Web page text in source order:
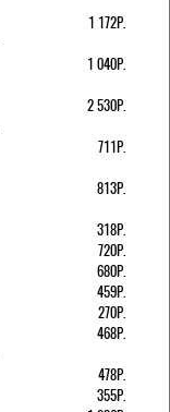
1 172Р.
1 040Р.
2 530Р.
711Р.
813Р.
318Р.
720Р.
680Р.
459Р.
270Р.
468Р.
478Р.
355Р.